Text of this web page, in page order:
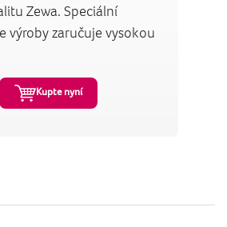
Zewa. Speciální
výroby zaručuje vysokou
Kupte nyní